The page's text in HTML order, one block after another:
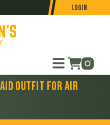
Login
Aid Outfit for Air